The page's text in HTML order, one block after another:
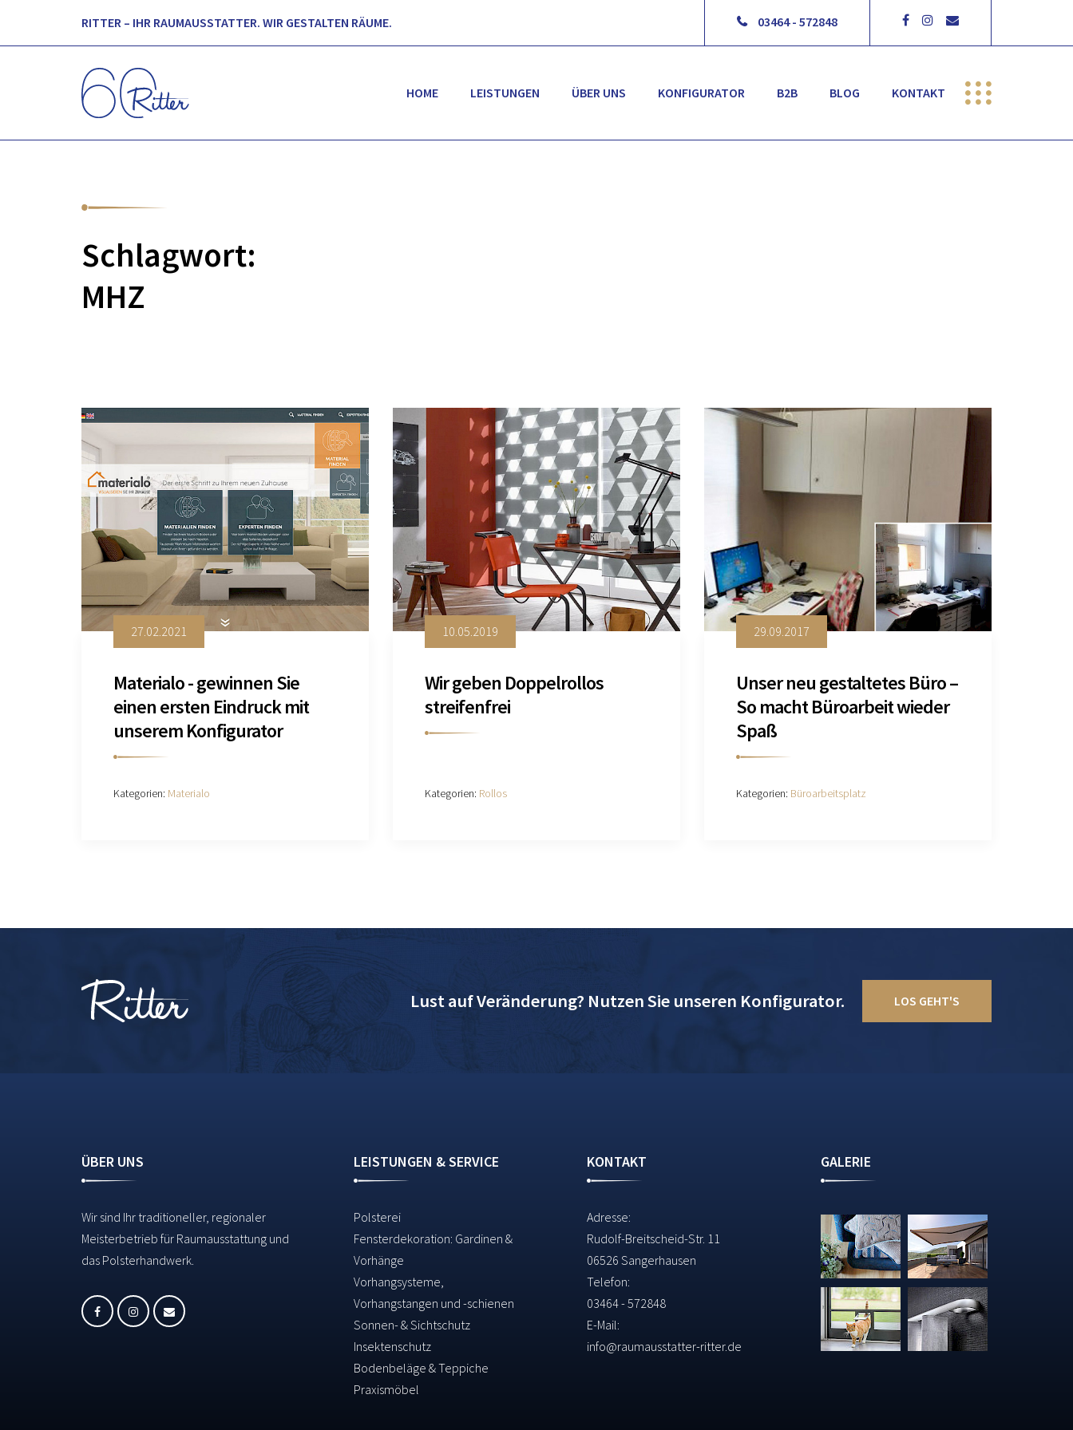
RITTER – IHR RAUMAUSSTATTER. WIR GESTALTEN RÄUME. 03464 - 572848
HOME LEISTUNGEN ÜBER UNS KONFIGURATOR B2B BLOG KONTAKT
Schlagwort:
MHZ
27.02.2021
Materialo - gewinnen Sie
einen ersten Eindruck mit
unserem Konfigurator
Kategorien: Materialo
10.05.2019
Wir geben Doppelrollos
streifenfrei
Kategorien: Rollos
29.09.2017
Unser neu gestaltetes Büro –
So macht Büroarbeit wieder
Spaß
Kategorien: Büroarbeitsplatz
Lust auf Veränderung? Nutzen Sie unseren Konfigurator. LOS GEHT'S
ÜBER UNS
Wir sind Ihr traditioneller, regionaler
Meisterbetrieb für Raumausstattung und
das Polsterhandwerk.
LEISTUNGEN & SERVICE
Polsterei
Fensterdekoration: Gardinen &
Vorhänge
Vorhangsysteme,
Vorhangstangen und -schienen
Sonnen- & Sichtschutz
Insektenschutz
Bodenbeläge & Teppiche
Praxismöbel
KONTAKT
Adresse:
Rudolf-Breitscheid-Str. 11
06526 Sangerhausen
Telefon:
03464 - 572848
E-Mail:
info@raumausstatter-ritter.de
GALERIE